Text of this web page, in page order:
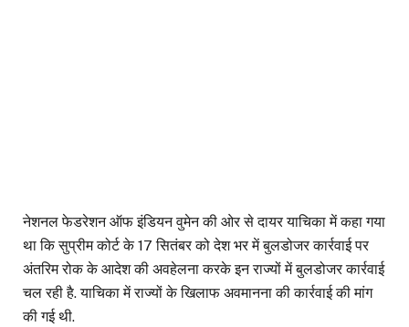
नेशनल फेडरेशन ऑफ इंडियन वुमेन की ओर से दायर याचिका में कहा गया
था कि सुप्रीम कोर्ट के 17 सितंबर को देश भर में बुलडोजर कार्रवाई पर
अंतरिम रोक के आदेश की अवहेलना करके इन राज्यों में बुलडोजर कार्रवाई
चल रही है. याचिका में राज्यों के खिलाफ अवमानना की कार्रवाई की मांग
की गई थी.